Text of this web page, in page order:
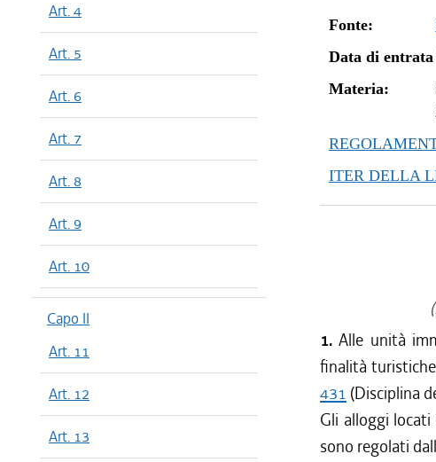
Art. 4
Art. 5
Art. 6
Art. 7
Art. 8
Art. 9
Art. 10
Capo II
Art. 11
Art. 12
Art. 13
Fonte:
Data di
Materia:
ITER DELLA
1.Alle unità
finalità
431 (Disciplina
Gli alloggi
sono regolati